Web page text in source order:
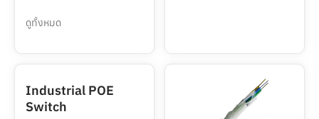
ดูทั้งหมด
Industrial POE
Switch